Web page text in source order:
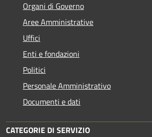
Organi di Governo
Aree Amministrative
Uffici
Enti e fondazioni
Politici
Personale Amministrativo
Documenti e dati
CATEGORIE DI SERVIZIO